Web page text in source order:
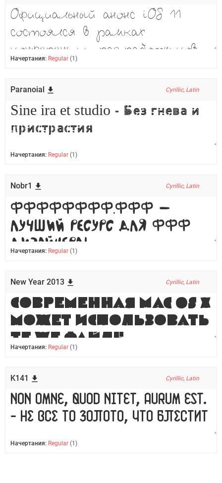
Начертания: Regular (1)
Paranoial Cyrillic, Latin
Начертания: Regular (1)
Nobr1 Cyrillic, Latin
Начертания: Regular (1)
New Year 2013 Cyrillic, Latin
Начертания: Regular (1)
K141 Cyrillic, Latin
Начертания: Regular (1)